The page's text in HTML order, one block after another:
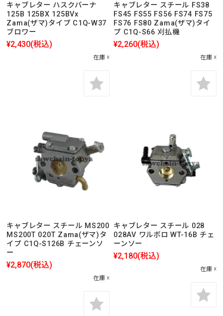
キャブレター ハスクバーナ
125B 125BX 125BVx
Zama(ザマ)タイプ C1Q-W37
ブロワー
¥2,430(税込)
在庫 ☓
キャブレター スチール FS38
FS45 FS55 FS56 FS74 FS75
FS76 FS80 Zama(ザマ)タイ
プ C1Q-S66 刈払機
¥2,260(税込)
在庫 ☓
キャブレター スチール MS200
MS200T 020T Zama(ザマ)タ
イプ C1Q-S126B チェーンソ
ー
¥2,870(税込)
在庫 ☓
キャブレター スチール 028
028AV ワルボロ WT-16B チェ
ーンソー
¥2,180(税込)
在庫 ☓